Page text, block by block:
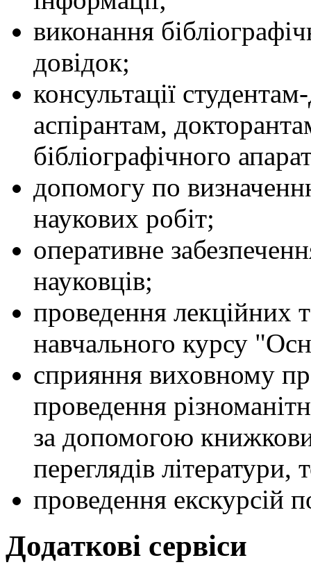
виконання
довідок;
консультації
аспірантам,
бібліографічного
допомогу по
наукових робіт;
оперативне
науковців;
проведення лекційних
навчального курсу
сприяння виховному
проведення
за допомогою
переглядів літератури,
проведення екскурсій
Додаткові сервіси